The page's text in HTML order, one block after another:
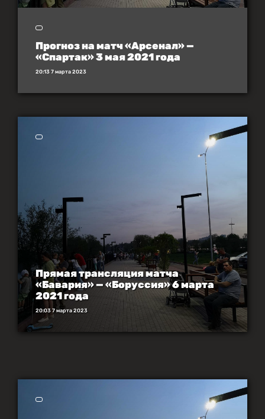
Прогноз на матч «Арсенал» —
«Спартак» 3 мая 2021 года
20:13 7 марта 2023
Прямая трансляция матча
«Бавария» — «Боруссия» 6 марта
2021 года
20:03 7 марта 2023